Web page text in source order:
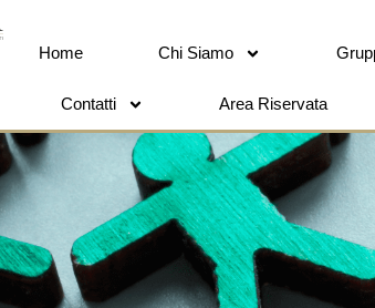
Home Chi Siamo
Contatti Area Riservata